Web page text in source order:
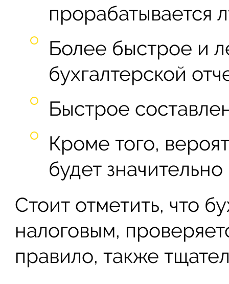
прорабатывается
Более быстрое и
бухгалтерской
Быстрое
Кроме того,
будет
Стоит отметить, что
налоговым,
правило, также